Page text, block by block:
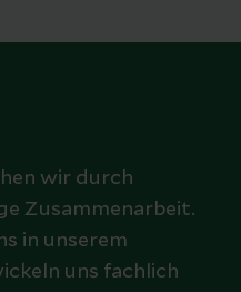
wir durch
Zusammenarbeit.
in unserem
uns fachlich